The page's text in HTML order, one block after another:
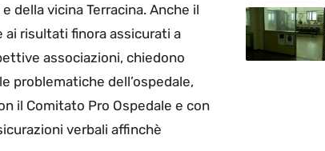
della vicina Terracina. Anche il
ai risultati finora assicurati a
associazioni, chiedono
problematiche dell’ospedale,
il Comitato Pro Ospedale e con
verbali affinchè